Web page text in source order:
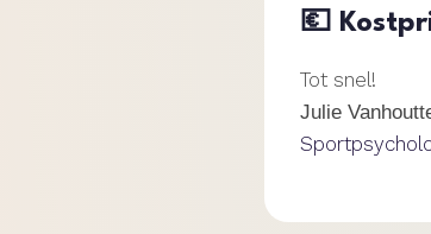
💶
Tot snel!
Julie